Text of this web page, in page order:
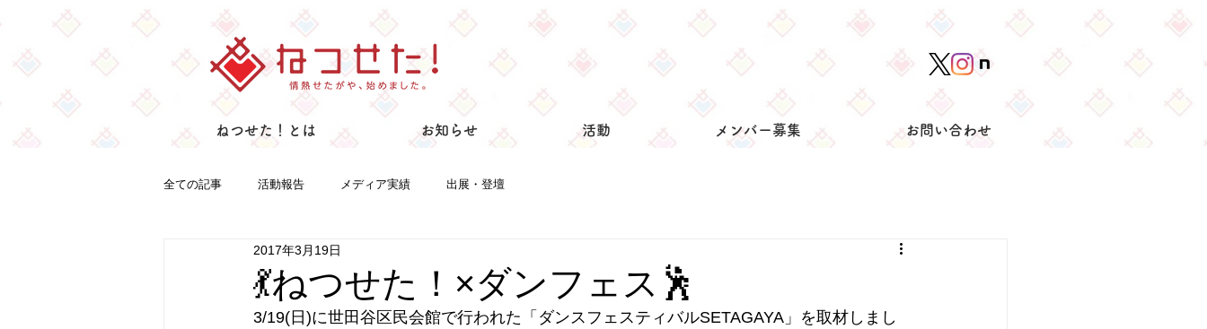
ねつせた！とは お知らせ 活動 メンバー募集 お問い合わせ
全ての記事 活動報告 メディア実績 出展・登壇
💃ねつせた！×ダンフェス🕺
2017年3月19日
3/19(日)に世田谷区民会館で行われた「ダンスフェスティバルSETAGAYA」を取材しまし